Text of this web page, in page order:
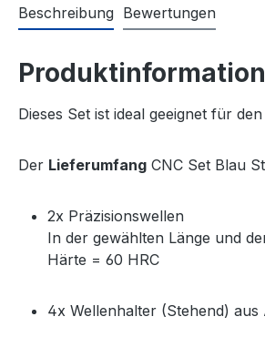
Beschreibung Bewertungen
Dieses Set ist ideal geeignet für
Der Lieferumfang CNC Set Blau
2x Präzisionswellen
In der gewählten Länge und
Härte = 60 HRC
4x Wellenhalter (Stehend)